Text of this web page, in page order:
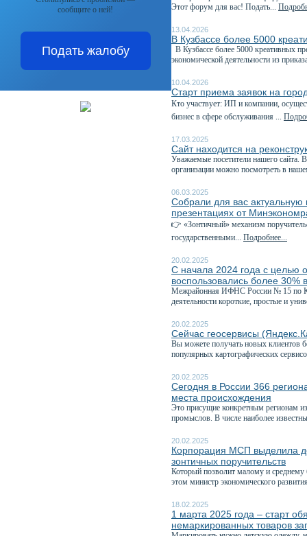
сообщите о ней!
Подать жалобу
Этот форум для вас! Подать...
13.04.2026
В Кузбассе более 5000
В Кузбассе более 5000 креативных
экономической деятельности из
10.04.2026
Старт приема заявок на
Кто участвует: ИП и компании,
бизнес в сфере обслуживания ...
17.03.2025
Сайт находится на
Уважаемые посетители нашего сайта.
организации можно посмотреть в
06.03.2025
Собрали для вас
презентациях от
👉 «Зонтичный» механизм
государственными... Подробнее...
20.02.2025
С начала 2024 года с целью
воспользовались более 30%
Межрайонная ИФНС России № 15 по
деятельности короткие, простые и
20.02.2025
Сейчас геосервисы
Вы можете получать новых клиентов
популярных картографических
20.02.2025
Сегодня в России 366
места происхождения
Это присущие конкретным регионам
промыслов. В числе наиболее
20.02.2025
Корпорация МСП выделила
зонтичных поручительств
Который позволит малому и среднему
этом министр экономического
18.02.2025
1 марта 2025 года – старт
немаркированных товаров